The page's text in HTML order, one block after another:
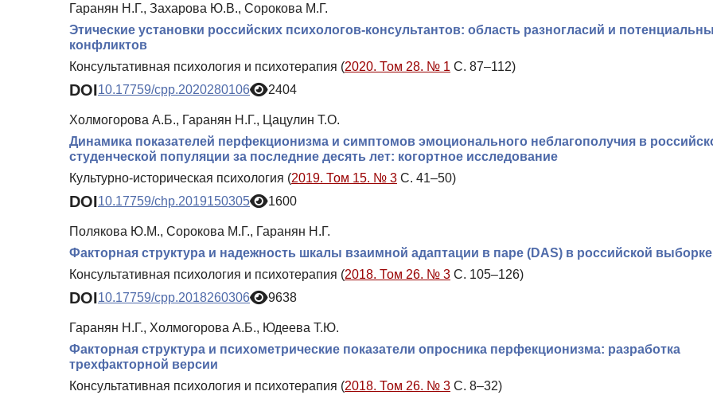
Гаранян Н.Г., Захарова Ю.В., Сорокова М.Г.
Этические установки российских психологов-консультантов: область разногласий и
конфликтов
Консультативная психология и психотерапия (2020. Том 28. № 1 С. 87–112)
DOI10.17759/cpp.2020280106 2404
Холмогорова А.Б., Гаранян Н.Г., Цацулин Т.О.
Динамика показателей перфекционизма и симптомов эмоционального неблагополучия в
студенческой популяции за последние десять лет: когортное исследование
Культурно-историческая психология (2019. Том 15. № 3 С. 41–50)
DOI10.17759/chp.2019150305 1600
Полякова Ю.М., Сорокова М.Г., Гаранян Н.Г.
Факторная структура и надежность шкалы взаимной адаптации в паре (DAS) в российской выборке
Консультативная психология и психотерапия (2018. Том 26. № 3 С. 105–126)
DOI10.17759/cpp.2018260306 9638
Гаранян Н.Г., Холмогорова А.Б., Юдеева Т.Ю.
Факторная структура и психометрические показатели опросника перфекционизма: разработка
трехфакторной версии
Консультативная психология и психотерапия (2018. Том 26. № 3 С. 8–32)